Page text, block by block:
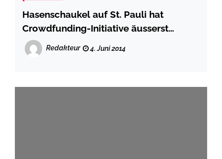
Hasenschaukel auf St. Pauli hat
Crowdfunding-Initiative äusserst
erfolgreich gestartet
Redakteur 4. Juni 2014